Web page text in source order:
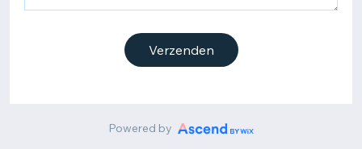
Verzenden
Powered by